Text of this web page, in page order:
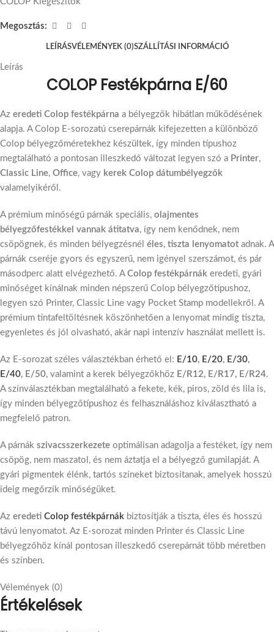
Megosztás:
LEÍRÁSVÉLEMÉNYEK (0)SZÁLLÍTÁSI INFORMÁCIÓ
Leírás
COLOP Festékpárna E/60
Az eredeti Colop festékpárna a bélyegzők hibátlan működésének
alapja. A Colop E-sorozatú cserepárnák kifejezetten a különböző
Colop bélyegzőméretekhez készültek, így minden típushoz
megtalálható a pontosan illeszkedő változat legyen szó a Printer,
Classic Line, Office, vagy kerek Colop dátumbélyegzők
valamelyikéről.
A prémium minőségű párnák speciális, olajmentes
bélyegzőfestékkel vannak átitatva, így nem kenődnek, nem
csöpögnek, és minden bélyegzésnél éles, tiszta lenyomatotadnak. A
párnák cseréje gyors és egyszerű, nem igényel szerszámot, és pár
másodperc alatt elvégezhető. A Colop festékpárnák eredeti, gyári
minőséget kínálnak minden népszerű Colop bélyegzőtípushoz,
legyen szó Printer, Classic Line vagy Pocket Stamp modellekről. A
prémium tintafeltöltésnek köszönhetően a lenyomat mindig tiszta,
egyenletes és jól olvasható, akár napi intenzív használat mellett is.
Az E-sorozat széles választékban érhető el: E/10, E/20, E/30,
E/40, E/50, valamint a kerek bélyegzőkhöz E/R12, E/R17, E/R24.
A színválasztékban megtalálható a fekete, kék, piros, zöld és lila is,
így minden bélyegzőtípushoz és felhasználáshoz kiválasztható a
megfelelő patron.
A párnák szivacsszerkezete optimálisan adagolja a festéket, így nem
csöpög, nem maszatol, és nem áztatja el a bélyegző gumilapját. A
gyári pigmentek élénk, tartós színeket biztosítanak, amelyek hosszú
ideig megőrzik minőségüket.
Az eredeti Colop festékpárnák biztosítják a tiszta, éles és hosszú
távú lenyomatot. Az E-sorozat minden Printer és Classic Line
bélyegzőhöz kínál pontosan illeszkedő cserepárnát több méretben
és színben.
Vélemények (0)
Értékelések